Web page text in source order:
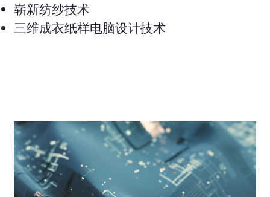
崭新纺纱技术
三维成衣纸样电脑设计技术